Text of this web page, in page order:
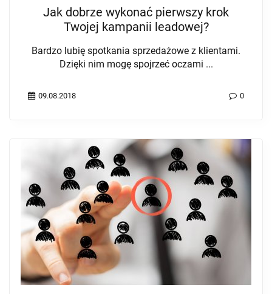
Jak dobrze wykonać pierwszy krok
Twojej kampanii leadowej?
Bardzo lubię spotkania sprzedażowe z klientami.
Dzięki nim mogę spojrzeć oczami ...
09.08.2018 0